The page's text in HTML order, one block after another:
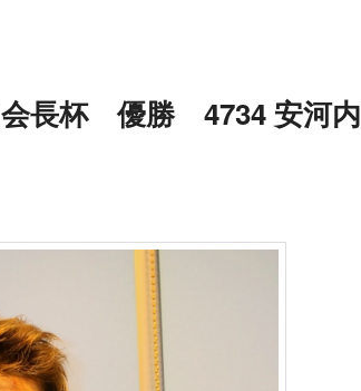
会長杯 優勝 4734 安河内